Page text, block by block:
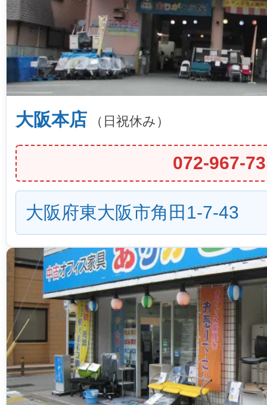
大阪本店 （日祝休み）
072-967-
大阪府東大阪市角田1-7-43